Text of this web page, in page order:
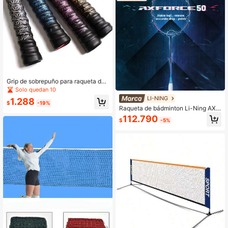
Grip de sobrepuño para raqueta de
bádminton, banda de sudor antidesl
izante y duradera con estampado
Solo quedan 10
$1.288 -19%
LI-NING
Raqueta de bádminton Li-Ning AXF
ORCE 50 (4U) Serie - Raqueta indiv
idual ofensiva, material de fibra de
$112.790 -5%